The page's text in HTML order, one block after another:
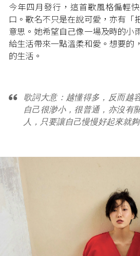
今年四月發行，這首歌風格偏輕
口。歌名不只是在說可愛，亦有「
意思。她希望自己像一場及時的小
給生活帶來一點溫柔和愛。想要的
的生活。
歌詞大意：越懂得多，反而越
自己很渺小，很普通，亦沒有
人，只要讓自己慢慢好起來就夠